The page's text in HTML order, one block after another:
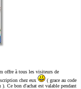
offre à tous les visiteurs de
chez eux
( grace au code
Ce bon d'achat est valable pendant